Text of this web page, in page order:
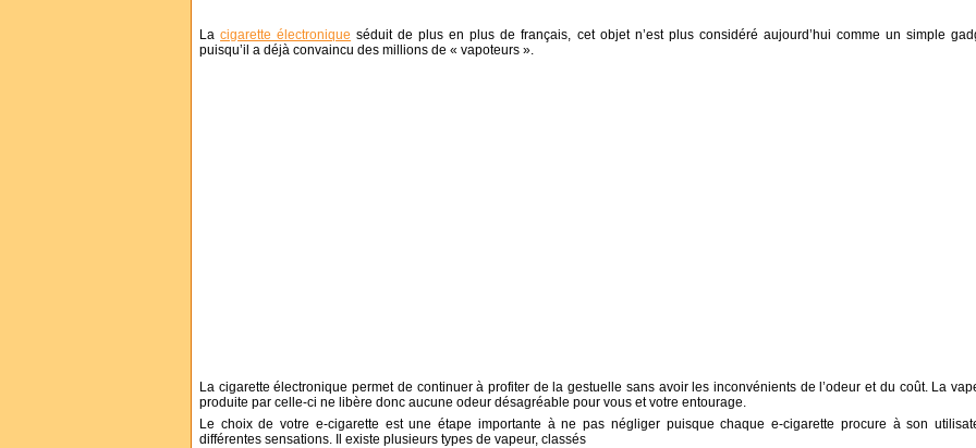
Lacigarette électronique séduit de plus en plus de français, cet objet n’est plus considéré aujourd’hui comme un simple
puisqu’il a déjà convaincu des millions de « vapoteurs ».
La cigarette électronique permet de continuer à profiter de la gestuelle sans avoir les inconvénients de l’odeur et du coût. La
produite par celle-ci ne libère donc aucune odeur désagréable pour vous et votre entourage.
Le choix de votre e-cigarette est une étape importante à ne pas négliger puisque chaque e-cigarette procure à son
différentes sensations. Il existe plusieurs types de vapeur, classés